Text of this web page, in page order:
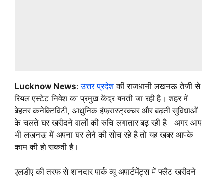
Lucknow News: उत्तर प्रदेशकी राजधानी लखनऊ तेजी से
रियल एस्टेट निवेश का प्रमुख केंद्र बनती जा रही है। शहर में
बेहतर कनेक्टिविटी, आधुनिक इंफ्रास्ट्रक्चर और बढ़ती सुविधाओं
के चलते घर खरीदने वालों की रुचि लगातार बढ़ रही है। अगर आप
भी लखनऊ में अपना घर लेने की सोच रहे है तो यह खबर आपके
काम की हो सकती है।
एलडीए की तरफ से शानदार पार्क व्यू अपार्टमेंट्स में फ्लैट खरीदने